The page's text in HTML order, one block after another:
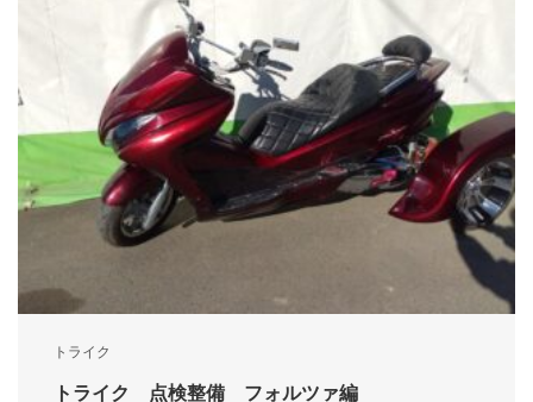
トライク
トライク 点検整備 フォルツァ編